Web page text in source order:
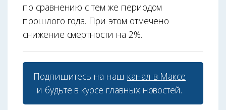
по сравнению с тем же периодом
прошлого года. При этом отмечено
снижение смертности на 2%.
Подпишитесь на наш канал в Максе
и будьте в курсе главных новостей.